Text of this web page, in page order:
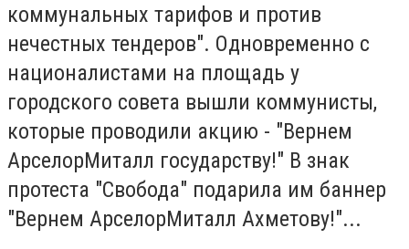
коммунальных тарифов и против
нечестных тендеров". Одновременно с
националистами на площадь у
городского совета вышли коммунисты,
которые проводили акцию - "Вернем
АрселорМиталл государству!" В знак
протеста "Свобода" подарила им баннер
"Вернем АрселорМиталл Ахметову!"...